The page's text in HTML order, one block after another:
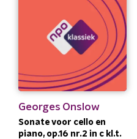
Georges Onslow
Sonate voor cello en
piano, op.16 nr.2 in c kl.t.